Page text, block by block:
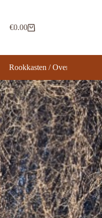
Winkelwagen
€0.00
Rookkasten / Ovens